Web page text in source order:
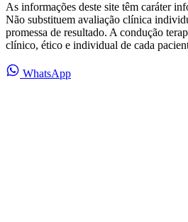
As informações deste site têm caráter
Não substituem avaliação clínica
promessa de resultado. A condução
clínico, ético e individual de cada
WhatsApp